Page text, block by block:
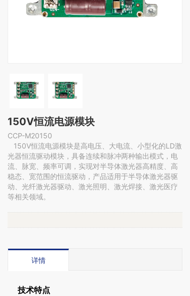
150V恒流电源模块
CCP-M20150
光器恒流驱动模块，具备连续和脉冲两种输出模式，电
流、脉宽、频率可调，实现对半导体激光器高精度、高
稳态、宽范围的恒流驱动，产品适用于半导体激光器驱
动、光纤激光器驱动、激光照明、激光焊接、激光医疗
等相关领域。
详情
技术特点